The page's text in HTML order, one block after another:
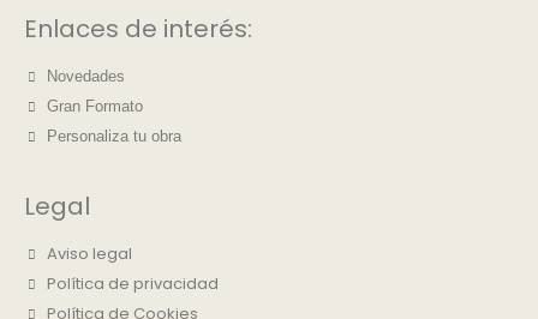
Enlaces de interés:
Novedades
Gran Formato
Personaliza tu obra
Legal
Aviso legal
Política de privacidad
Política de Cookies